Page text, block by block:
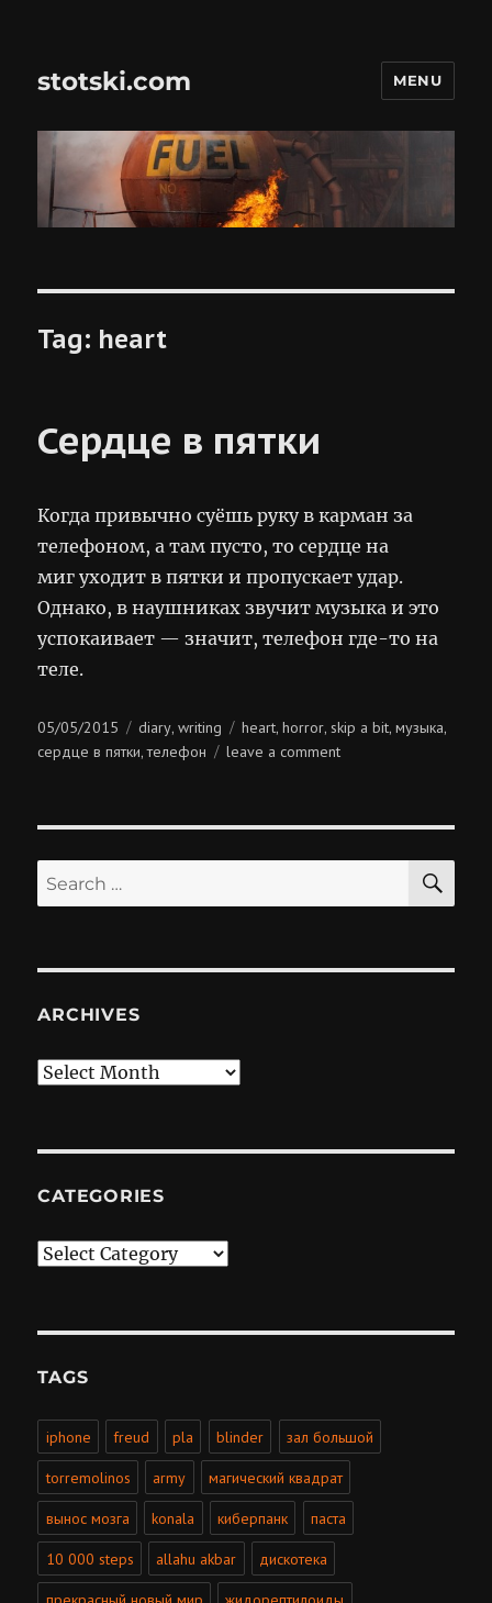
stotski.com MENU
Tag: heart
Сердце в пятки
Когда привычно суёшь руку в карман за
телефоном, а там пусто, то сердце на
миг уходит в пятки и пропускает удар.
Однако, в наушниках звучит музыка и это
успокаивает — значит, телефон где-то на
теле.
Posted
on
05/05/2015 Categories
diary,writing Tags
heart,horror, skip a bit,музыка,
сердце в пятки,телефон leave a commenton
пятки
Search
for:
ARCHIVES
Archives
CATEGORIES
Categories
TAGS
iphone freud pla blinder зал большой
torremolinos army магический квадрат
вынос мозга konala киберпанк паста
10 000 steps allahu akbar дискотека